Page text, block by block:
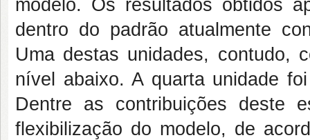
modelo. Os resultados obtidos
dentro do padrão atualmente
Uma destas unidades, contudo,
nível abaixo. A quarta unidade
Dentre as contribuições deste
flexibilização do modelo, de